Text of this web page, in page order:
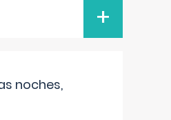
+
noches,